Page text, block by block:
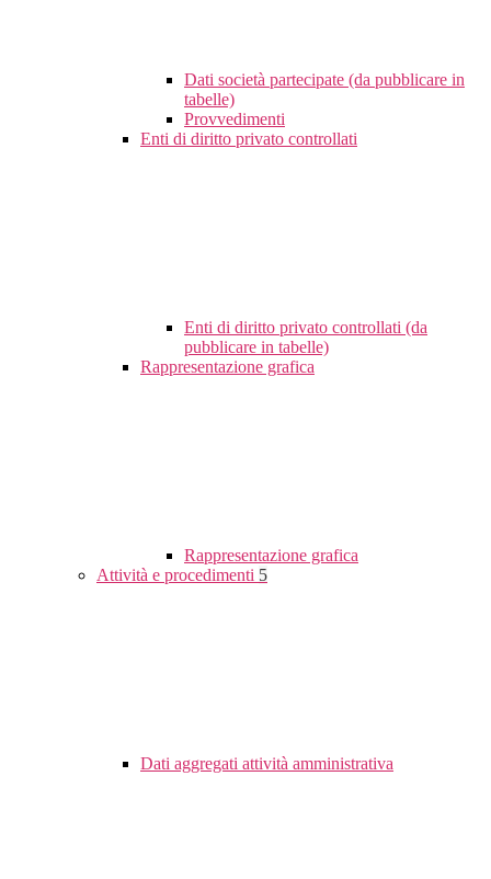
Dati società partecipate (da pubblicare in
tabelle)
Provvedimenti
Enti di diritto privato controllati
Enti di diritto privato controllati (da
pubblicare in tabelle)
Rappresentazione grafica
Rappresentazione grafica
Attività e procedimenti 5
Dati aggregati attività amministrativa